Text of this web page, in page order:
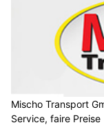
Mischo Transport
Service, faire Preise